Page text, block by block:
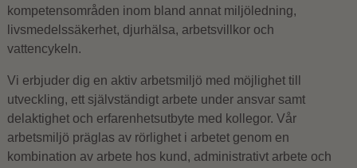
kompetensområden inom bland annat miljöledning,
livsmedelssäkerhet, djurhälsa, arbetsvillkor och
vattencykeln.
Vi erbjuder dig en aktiv arbetsmiljö med möjlighet till
utveckling, ett självständigt arbete under ansvar samt
delaktighet och erfarenhetsutbyte med kollegor. Vår
arbetsmiljö präglas av rörlighet i arbetet genom en
kombination av arbete hos kund, administrativt arbete och